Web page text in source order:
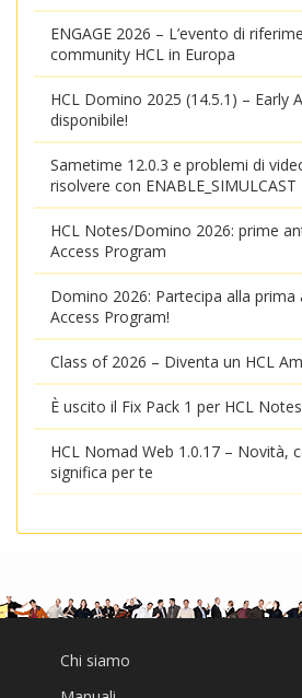
ENGAGE 2026 – L’evento di
community HCL in Europa
HCL Domino 2025 (14.5.1) – Early
disponibile!
Sametime 12.0.3 e problemi di
risolvere con ENABLE_SIMULCAST
HCL Notes/Domino 2026: prime
Access Program
Domino 2026: Partecipa alla prima
Access Program!
Class of 2026 – Diventa un HCL
È uscito il Fix Pack 1 per HCL
HCL Nomad Web 1.0.17 – Novità,
significa per te
Chi siamo